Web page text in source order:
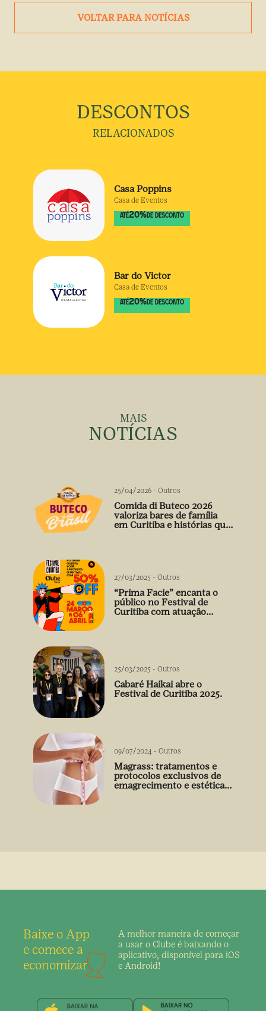
VOLTAR PARA NOTÍCIAS
DESCONTOS
RELACIONADOS
Casa Poppins
Casa de Eventos
ATÉ20% DE DESCONTO
Bar do Victor
Casa de Eventos
ATÉ20% DE DESCONTO
MAIS
NOTÍCIAS
25/04/2026 - Outros
Comida di Buteco 2026
valoriza bares de família
em Curitiba e histórias que
27/03/2025 - Outros
“Prima Facie” encanta o
público no Festival de
Curitiba com atuação
25/03/2025 - Outros
Cabaré Haikai abre o
Festival de Curitiba 2025.
09/07/2024 - Outros
Magrass: tratamentos e
protocolos exclusivos de
emagrecimento e estética
Baixe o App
e comece a
economizar
A melhor maneira de começar
a usar o Clube é baixando o
aplicativo, disponível para iOS
e Android!